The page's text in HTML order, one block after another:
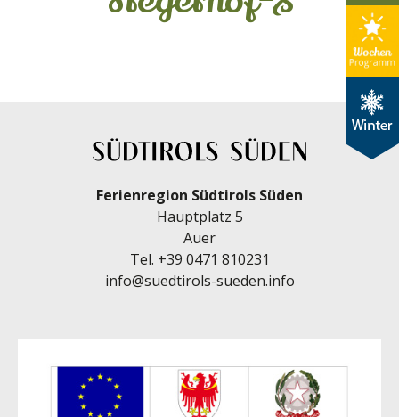
Ferienregion Südtirols Süden
Hauptplatz 5
Auer
Tel. +39 0471 810231
info@suedtirols-sueden.info